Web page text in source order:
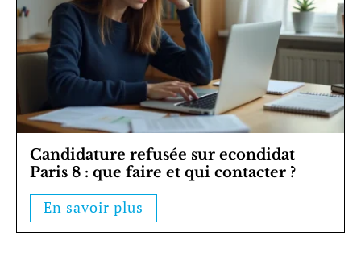
Candidature refusée sur econdidat
Paris 8 : que faire et qui contacter ?
En savoir plus